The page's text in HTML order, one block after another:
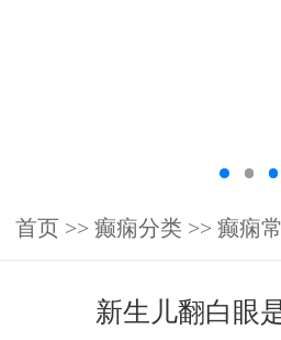
首页 >> 癫痫分类 >> 癫痫
新生儿翻白眼